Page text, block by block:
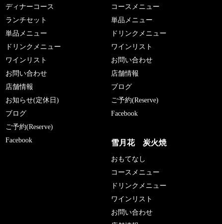
ディナーコース
ランチセット
単品メニュー
ドリンクメニュー
ワインリスト
お問い合わせ
店舗情報
お知らせ(定休日)
ブログ
ご予約(Reserve)
Facebook
コースメニュー
単品メニュー
ドリンクメニュー
ワインリスト
お問い合わせ
店舗情報
ブログ
ご予約(Reserve)
Facebook
雪月花 炭火焼
おもてなし
コースメニュー
ドリンクメニュー
ワインリスト
お問い合わせ